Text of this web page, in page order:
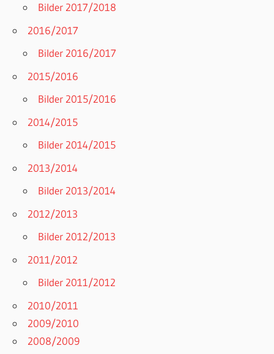
Bilder 2017/2018
2016/2017
Bilder 2016/2017
2015/2016
Bilder 2015/2016
2014/2015
Bilder 2014/2015
2013/2014
Bilder 2013/2014
2012/2013
Bilder 2012/2013
2011/2012
Bilder 2011/2012
2010/2011
2009/2010
2008/2009